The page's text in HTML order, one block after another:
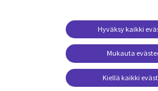
FINLAND
Mukauta
Hyväksy kaikki
Kiellä kaikki